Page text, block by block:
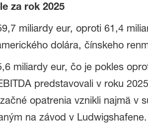
za rok 2025
miliardy eur, oproti 61,4
dolára, čínskeho
miliardy eur, čo je pokles
predstavovali v roku
opatrenia vznikli najmä v
na závod v Ludwigshafene.